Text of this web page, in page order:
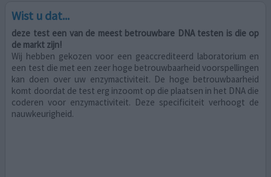
Wist u dat...
u zelf eigenaar bent van de gegevens!
de mogelijkheid om uw gegevens te
ze komen in grote Europese
van hoe die misbruikt kunnen worden,
U beslist wat u met uw genetische data
ons weghaalt, dan kan u dat helemaal
DNA testen is die op
laboratorium en
voorspellingen
De hoge betrouwbaarheid
die plaatsen in het DNA die
specificiteit verhoogt de